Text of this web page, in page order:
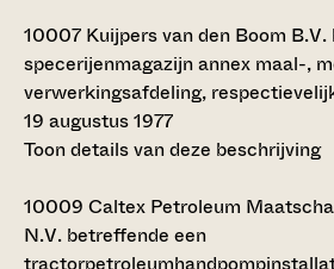
10007 Kuijpers van den Boom
specerijenmagazijn annex maal-,
verwerkingsafdeling,
19 augustus 1977
Toon details van deze beschrijving
10009 Caltex Petroleum
N.V. betreffende een